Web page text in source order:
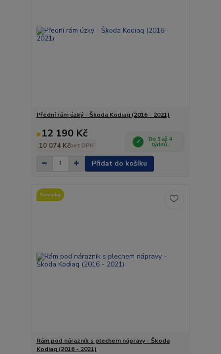
Přední rám úzký - Škoda Kodiaq (2016 - 2021)
12 190 Kč
10 074 Kčbez DPH
Do 3 až 4
týdnů.
Přidat do košíku
Novinka
Rám pod nárazník s plechem nápravy - Škoda
Kodiaq (2016 - 2021)